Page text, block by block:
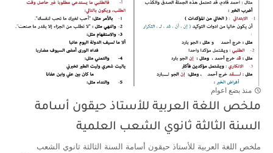
منذ بضع اعوام
ملخص اللغة العربية للأستاذ حيقون أسامة
السنة الثالثة ثانوي الشعب العلمية
ملخص اللغة العربية للأستاذ حيقون أسامة السنة الثالثة ثانوي الشعب